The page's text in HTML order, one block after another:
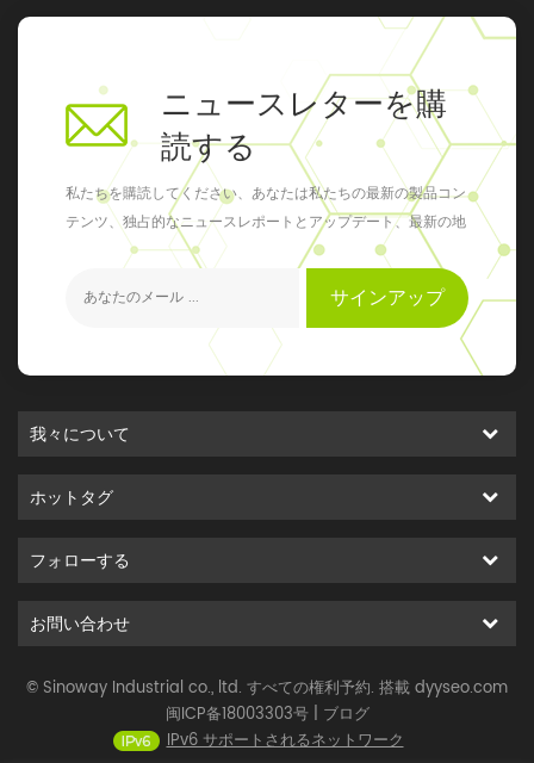
ニュースレターを購
読する
私たちを購読してください、あなたは私たちの最新の製品コン
テンツ、独占的なニュースレポートとアップデート、最新の地
元のイベントを得ることができます
サインアップ
我々について
ホットタグ
フォローする
お問い合わせ
© Sinoway Industrial co., ltd. すべての権利予約. 搭載dyyseo.com
闽ICP备18003303号| ブログ
IPv6 サポートされるネットワーク